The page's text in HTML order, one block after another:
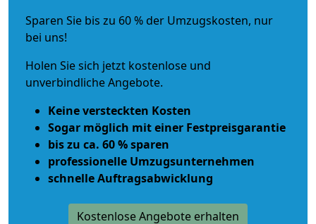
Sparen Sie bis zu 60 % der Umzugskosten, nur
bei uns!
Holen Sie sich jetzt kostenlose und
unverbindliche Angebote.
Keine versteckten Kosten
Sogar möglich mit einer Festpreisgarantie
bis zu ca. 60 % sparen
professionelle Umzugsunternehmen
schnelle Auftragsabwicklung
Kostenlose Angebote erhalten